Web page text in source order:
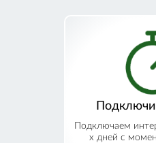
Подключаем
х дней с